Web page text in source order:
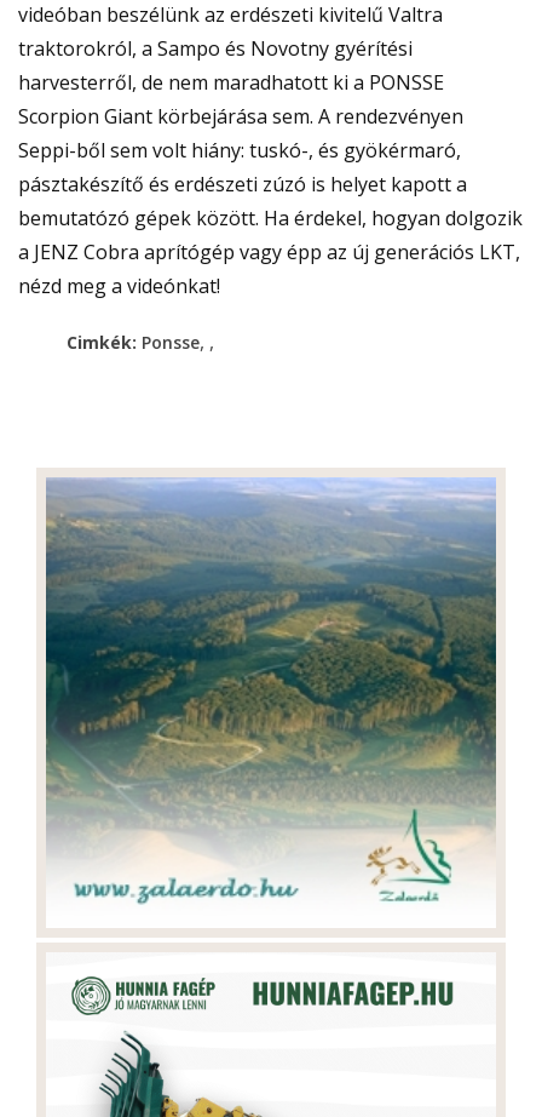
videóban beszélünk az erdészeti kivitelű Valtra
traktorokról, a Sampo és Novotny gyérítési
harvesterről, de nem maradhatott ki a PONSSE
Scorpion Giant körbejárása sem. A rendezvényen
Seppi-ből sem volt hiány: tuskó-, és gyökérmaró,
pásztakészítő és erdészeti zúzó is helyet kapott a
bemutatózó gépek között. Ha érdekel, hogyan dolgozik
a JENZ Cobra aprítógép vagy épp az új generációs LKT,
nézd meg a videónkat!
Cimkék: Ponsse, ,